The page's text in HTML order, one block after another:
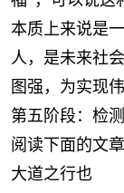
本质上来说是
人，是未来社
图强，为实现
第五阶段：检
阅读下面的文
大道之行也